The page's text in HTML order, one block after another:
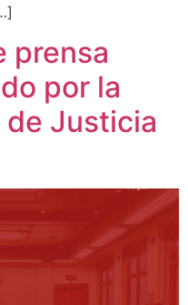
prensa
por la
Justicia